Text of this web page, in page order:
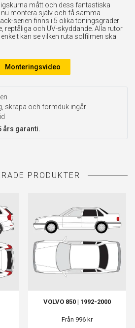
mått och dess fantastiska
montera själv och få samma
serien finns i 5 olika toningsgrader
reptåliga och UV-skyddande. Alla rutor
kan se vilken ruta solfilmen ska
Monteringsvideo
skrapa och formduk ingår
års garanti.
VOLVO 850 | 1992-2000
Från 996 kr